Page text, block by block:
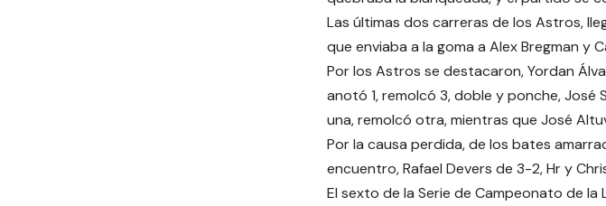
Las últimas dos carreras de los Astros,
que enviaba a la goma a Alex Bregman y
Por los Astros se destacaron, Yordan
anotó 1, remolcó 3, doble y ponche, José
una, remolcó otra, mientras que José
Por la causa perdida, de los bates
encuentro, Rafael Devers de 3-2, Hr y
El sexto de la Serie de Campeonato de